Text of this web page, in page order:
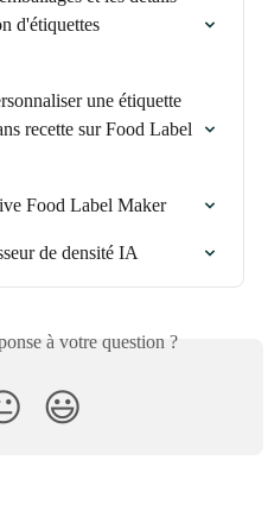
d'étiquettes
une étiquette
recette sur Food Label
Food Label Maker
de densité IA
à votre question ?
😃